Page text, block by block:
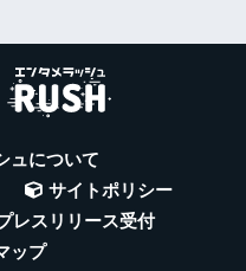
ュについて
サイトポリシー
レスリリース受付
ップ